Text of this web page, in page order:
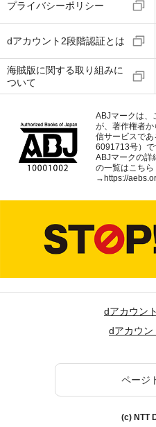
プライバシーポリシー
dアカウント2段階認証とは
海賊版に関する取り組みに
ついて
ABJマークは、
が、著作権者
信サービスで
6091713号）で
ABJマークの詳
の一覧はこちら
→https://
dアカウン
dアカウン
ページ
(c) NTT